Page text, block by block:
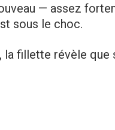
— assez
sous le choc.
fillette révèle que